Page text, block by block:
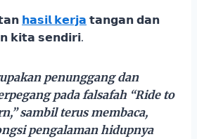
𝗵𝗮𝘀𝗶𝗹 𝗸𝗲𝗿𝗷𝗮 𝘁𝗮𝗻𝗴𝗮𝗻 𝗱𝗮𝗻
𝘀𝗲𝗻𝗱𝗶𝗿𝗶.
penunggang dan
pada falsafah “Ride to
sambil terus membaca,
pengalaman hidupnya